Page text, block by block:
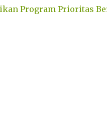
Program Prioritas